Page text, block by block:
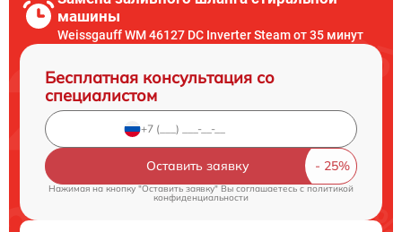
машины
Weissgauff WM 46127 DC Inverter Steam от 35 минут
Бесплатная консультация со
специалистом
Оставить заявку
Нажимая на кнопку "Оставить заявку" Вы соглашаетесь cполитикой
конфиденциальности